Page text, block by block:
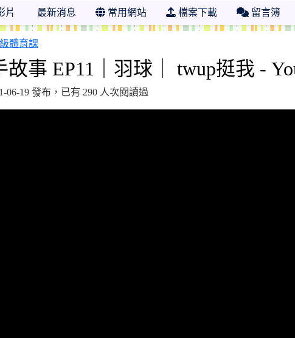
片 最新消息 常用網站 檔案下載 留言簿
108 學年度 臺南市市立日新國小一 二 四年級體育課
事 EP11｜羽球｜ twup挺我 -
06-19 發布，已有 290 人次閱讀過